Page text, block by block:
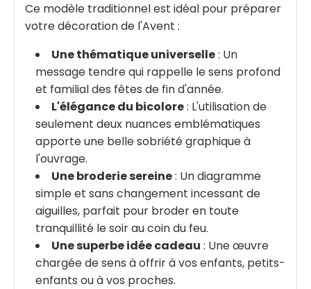
Ce modèle traditionnel est idéal pour préparer
votre décoration de l'Avent :
Une thématique universelle: Un
message tendre qui rappelle le sens profond
et familial des fêtes de fin d'année.
L'élégance du bicolore: L'utilisation de
seulement deux nuances emblématiques
apporte une belle sobriété graphique à
l'ouvrage.
Une broderie sereine: Un diagramme
simple et sans changement incessant de
aiguilles, parfait pour broder en toute
tranquillité le soir au coin du feu.
Une superbe idée cadeau : Une œuvre
chargée de sens à offrir à vos enfants, petits-
enfants ou à vos proches.